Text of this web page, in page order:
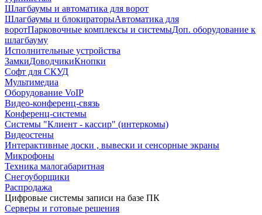
Шлагбаумы и автоматика для ворот
Шлагбаумы и блокираторыАвтоматика для
воротПарковочные комплексы и системыДоп. оборудование к
шлагбауму
Исполнительные устройства
ЗамкиДоводчикиКнопки
Софт для СКУД
Мультимедиа
Оборудование VoIP
Видео-конференц-связь
Конференц-системы
Системы "Клиент - кассир" (интеркомы)
Видеостены
Интерактивные доски , вывески и сенсорные экраны
Микрофоны
Техника малогабаритная
Снегоуборщики
Распродажа
Цифровые системы записи на базе ПК
Серверы и готовые решения